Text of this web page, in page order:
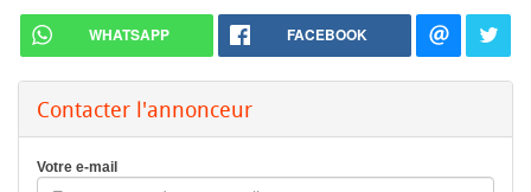
WHATSAPP FACEBOOK
Contacter l'annonceur
Votre e-mail